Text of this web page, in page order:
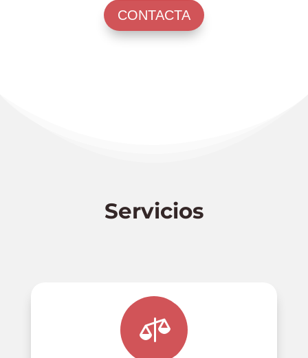
CONTACTA
Servicios
